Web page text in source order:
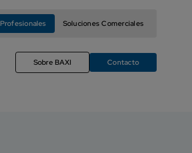
Profesionales Soluciones Comerciales
Sobre BAXI Contacto